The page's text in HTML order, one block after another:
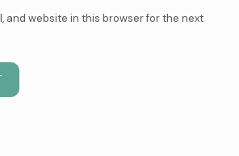
and website in this browser for the next